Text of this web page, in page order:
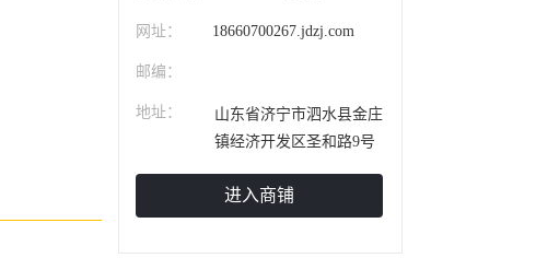
网址： 18660700267.jdzj.com
邮编：
地址：
山东省济宁市泗水县金庄
镇经济开发区圣和路9号
进入商铺